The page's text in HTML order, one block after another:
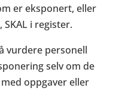
er eksponert, eller
i register.
vurdere personell
selv om de
oppgaver eller